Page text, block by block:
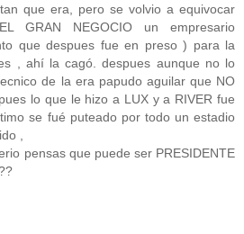
que era, pero se volvio a equivocar
GRAN NEGOCIO un empresario
que despues fue en preso ) para la
, ahí la cagó. despues aunque no lo
de la era papudo aguilar que NO
lo que le hizo a LUX y a RIVER fue
se fué puteado por todo un estadio
,
pensas que puede ser PRESIDENTE